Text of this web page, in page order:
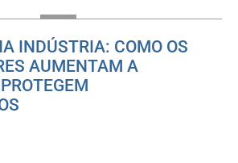
INDÚSTRIA: COMO OS
AUMENTAM A